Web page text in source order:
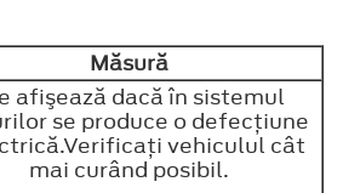
Măsură
afişează dacă în sistemul
se produce o defecţiune
vehiculul cât
mai curând posibil.